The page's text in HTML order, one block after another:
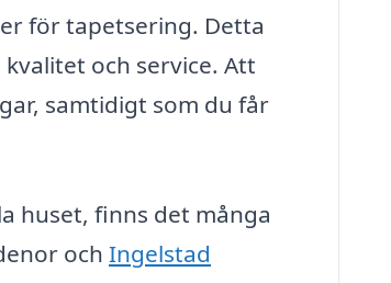
för tapetsering. Detta
och service. Att
samtidigt som du får
huset, finns det många
och Ingelstad